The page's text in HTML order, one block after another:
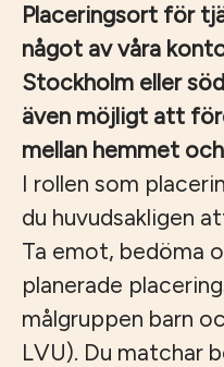
Placeringsort för
något av våra
Stockholm eller
även möjligt att
mellan hemmet
I rollen som
du huvudsakligen
Ta emot, bedöma
planerade
målgruppen barn
LVU). Du matchar